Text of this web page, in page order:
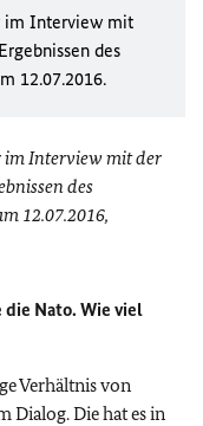
im Interview mit
des
12.07.2016.
im Interview mit der
des
12.07.2016,
Nato. Wie viel
Verhältnis von
Dialog. Die hat es in